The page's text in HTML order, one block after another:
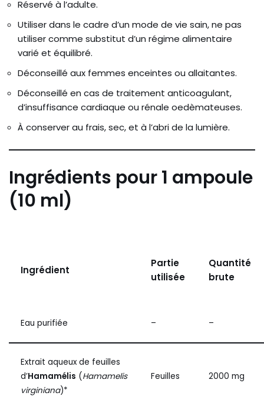
Réservé à l’adulte.
Utiliser dans le cadre d’un mode de vie sain, ne pas
utiliser comme substitut d’un régime alimentaire
varié et équilibré.
Déconseillé aux femmes enceintes ou allaitantes.
Déconseillé en cas de traitement anticoagulant,
d’insuffisance cardiaque ou rénale oedèmateuses.
À conserver au frais, sec, et à l’abri de la lumière.
Ingrédients pour 1 ampoule
(10 ml)
Ingrédient
Partie
utilisée
Quantité
brute
Eau purifiée – –
Extrait aqueux de feuilles
d’Hamamélis (Hamamelis
virginiana)*
Feuilles 2000 mg